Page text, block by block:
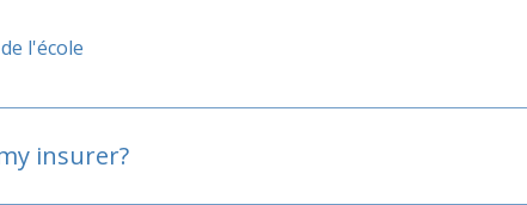
l'école
insurer?